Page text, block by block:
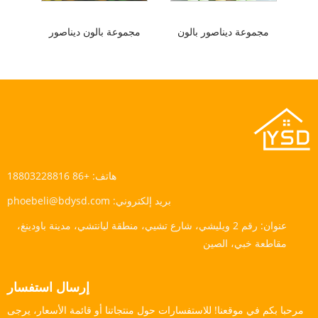
مجموعة بالون ديناصور مجموعة ديناصور بالون
هاتف: +86 18803228816
بريد إلكتروني: phoebeli@bdysd.com
عنوان:
رقم 2 ويليشي، شارع تشيي، منطقة ليانتشي، مدينة باودينغ،
مقاطعة خبي، الصين
إرسال استفسار
مرحبا بكم في موقعنا! للاستفسارات حول منتجاتنا أو قائمة الأسعار، يرجى